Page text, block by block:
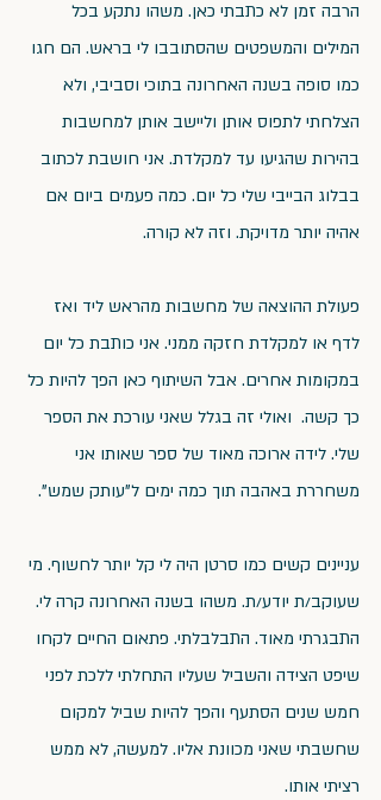
הרבה זמן לא כתבתי כאן. משהו נתקע בכל
המילים והמשפטים שהסתובבו לי בראש. הם חגו
כמו סופה בשנה האחרונה בתוכי וסביבי, ולא
הצלחתי לתפוס אותן וליישב אותן למחשבות
בהירות שהגיעו עד למקלדת. אני חושבת לכתוב
בבלוג הבייבי שלי כל יום. כמה פעמים ביום אם
אהיה יותר מדויקת. וזה לא קורה.
פעולת ההוצאה של מחשבות מהראש ליד ואז
לדף או למקלדת חזקה ממני. אני כותבת כל יום
במקומות אחרים. אבל השיתוף כאן הפך להיות כל
כך קשה.  ואולי זה בגלל שאני עורכת את הספר
שלי. לידה ארוכה מאוד של ספר שאותו אני
משחררת באהבה תוך כמה ימים ל"עותק שמש".
עניינים קשים כמו סרטן היה לי קל יותר לחשוף. מי
שעוקב/ת יודע/ת. משהו בשנה האחרונה קרה לי.
התבגרתי מאוד. התבלבלתי. פתאום החיים לקחו
שיפט הצידה והשביל שעליו התחלתי ללכת לפני
חמש שנים הסתעף והפך להיות שביל למקום
שחשבתי שאני מכוונת אליו. למעשה, לא ממש
רציתי אותו.